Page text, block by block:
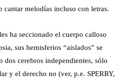
cantar melodías incluso con letras.
ha seccionado el cuerpo calloso
sus hemisferios “aislados” se
dos cerebros independientes, sólo
y el derecho no (ver, p.e. SPERRY,